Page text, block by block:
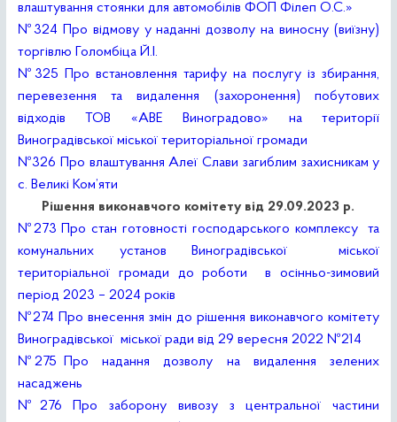
влаштування стоянки для автомобілів ФОП Філеп О.С.»
№324 Про відмову у наданні дозволу на виносну (виїзну)
торгівлю Голомбіца Й.І.
№325 Про встановлення тарифу на послугу із збирання,
перевезення та видалення (захоронення) побутових
відходів ТОВ «АВЕ Виноградово» на території
Виноградівської міської територіальної громади
№326 Про влаштування Алеї Слави загиблим захисникам у
с. Великі Ком’яти
Рішення виконавчого комітету від 29.09.2023 р.
№273 Про стан готовності господарського комплексу та
комунальних установ Виноградівської міської
територіальної громади до роботи в осінньо-зимовий
період 2023 – 2024 років
№274 Про внесення змін до рішення виконавчого комітету
Виноградівської міської ради від 29 вересня 2022 №214
№275 Про надання дозволу на видалення зелених
насаджень
№276 Про заборону вивозу з центральної частини